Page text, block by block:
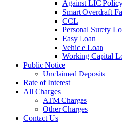
Against LIC Policy
Smart Overdraft
CCL
Personal Surety
Easy Loan
Vehicle Loan
Working Capital
Public Notice
Unclaimed Deposits
Rate of Interest
All Charges
ATM Charges
Other Charges
Contact Us